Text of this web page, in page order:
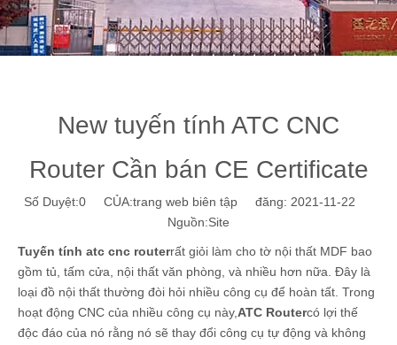
New tuyến tính ATC CNC
Router Cần bán CE Certificate
Số Duyệt:0 CỦA:trang web biên tập đăng: 2021-11-22
Nguồn:Site
Tuyến tính atc cnc routerrất giỏi làm cho tờ nội thất MDF bao
gồm tủ, tấm cửa, nội thất văn phòng, và nhiều hơn nữa. Đây là
loại đồ nội thất thường đòi hỏi nhiều công cụ để hoàn tất. Trong
hoạt động CNC của nhiều công cụ này, ATC Routercó lợi thế
độc đáo của nó rằng nó sẽ thay đổi công cụ tự động và không